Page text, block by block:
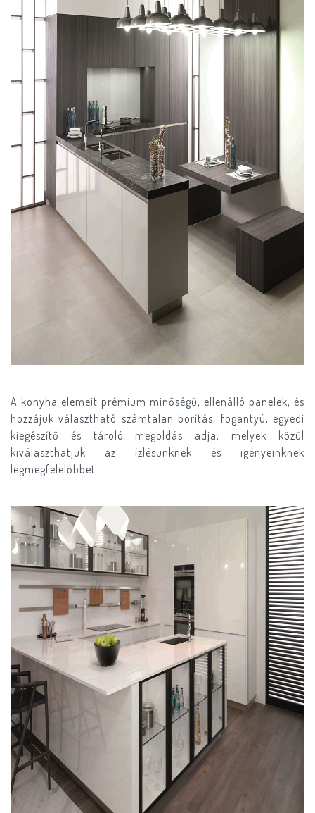
A konyha elemeit prémium minőségű, ellenálló panelek, és
hozzájuk választható számtalan borítás, fogantyú, egyedi
kiegészítő és tároló megoldás adja, melyek közül
kiválaszthatjuk az ízlésünknek és igényeinknek
legmegfelelőbbet.